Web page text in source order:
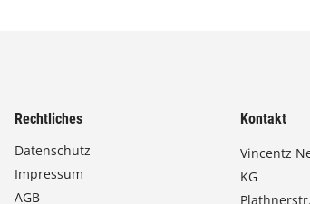
Rechtliches
Datenschutz
Impressum
AGB
Kontakt
Vincentz
KG